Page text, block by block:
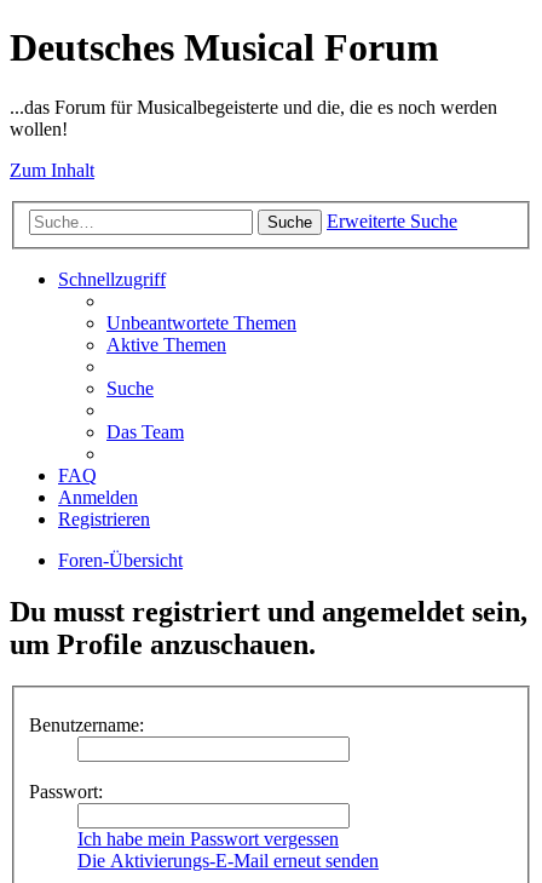
Deutsches Musical Forum
...das Forum für Musicalbegeisterte und die, die es noch werden
wollen!
Zum Inhalt
Suche Erweiterte Suche
Schnellzugriff
Unbeantwortete Themen
Aktive Themen
Suche
Das Team
FAQ
Anmelden
Registrieren
Foren-Übersicht
Du musst registriert und angemeldet sein,
um Profile anzuschauen.
Benutzername:
Passwort:
Ich habe mein Passwort vergessen
Die Aktivierungs-E-Mail erneut senden